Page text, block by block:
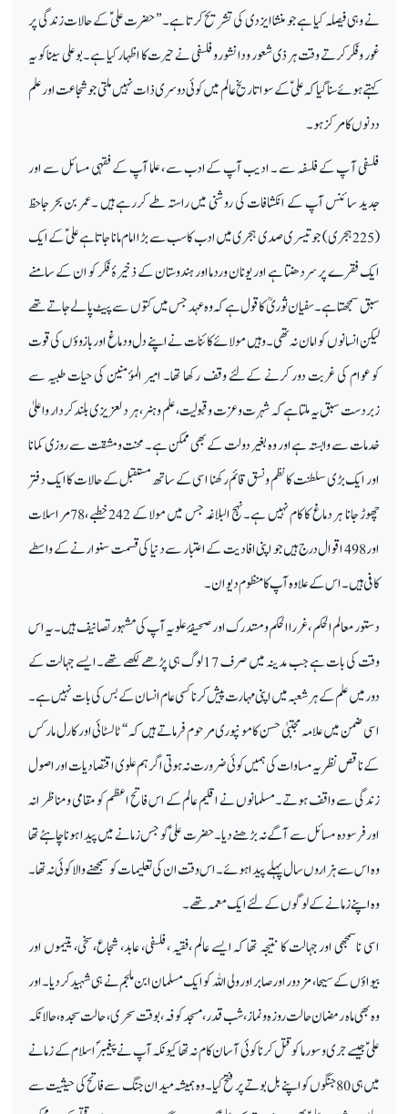
نے وہی فیصلہ کیا ہے جو منشاایزدی کی تشریح کرتا ہے ۔ ’’ حضرت علیؑ کے حالات زندگی پر
غور وفکر کرتے وقت ہر ذی شعور ودانشور وفلسفی نے حیرت کا اظہار کیا ہے۔ بوعلی سینا کو یہ
کہتے ہوئے سنا گیا کہ علیؑ کے سوا تاریخ عالم میں کوئی دوسری ذات نہیں ملتی جو شجاعت اور علم
ددنوں کا مرکز ہو۔
فلسفی آ پ کے فلسفہ سے ۔ ادیب آپ کے ادب سے ، علما آپ کے فقہی مسائل سے اور
جدید سائنس آپ کے انکشافات کی روشنی میں راستہ طے کررہے ہیں ۔عمر بن بحر جاحظ
(225ہجری ) جو تیسری صدی ہجری میں ادب کا سب سے بڑا امام مانا جاتا ہے علیؑ کے ایک
ایک فقرے پر سردھنتا ہے اور یونان وردما اور ہندوستان کے ذخیرۂ فکر کو ان کے سامنے
سبق سمجھتا ہے۔ سفیان ثوریؒ کا قول ہے کہ وہ عہد جس میں کتوں سے پیٹ پالے جاتے تھے
لیکن انسانوں کو امان نہ تھی۔وہیں مولائے کائنات نے اپنے دل ودماغ اور بازوؤں کی قوت
کو عوام کی غربت دور کرنے کےلئے وقف رکھا تھا۔ امیر المؤمنین کی حیات طبیہ سے
زبردست سبق یہ ملتا ہےکہ شہرت وعزت وقبولیت ،علم وہنر ،ہر دلعزیز ی بلند کردار واعلیٰ
خدمات سے وابستہ ہے اور وہ بغیر دولت کےبھی ممکن ہے۔ محنت ومشقت سے روزی کمانا
اور ایک بڑی سلطنت کا نظم ونسق قائم رکھنا اسی کے ساتھ مستقبل کے حالات کا ایک دفتر
چھوڑ جانا ہر دماغ کا کام نہیں ہے۔نہج البلاغہ جس میں مولاکے 242خطبے ،78مراسلات
اور 498 اقوال درج ہیں جو اپنی افادیت کے اعتبار سے دنیا کی قسمت سنوارنے کے واسطے
کافی ہیں ۔ اس کے علاوہ آپ کا منظوم دیوان ۔
دستور معالم الحکم ، غررا الحکم ومستد رک اور صحیفۂ علویہ آپ کی مشہور تصانیف ہیں۔ یہ اس
وقت کی بات ہے جب مدینہ میں صرف 17لوگ ہی پڑھے لکھے تھے۔ایسے جہالت کے
دور میں علم کے ہرشعبہ میں اپنی مہارت پیش کرنا کسی عام انسان کے بس کی بات نہیں ہے۔
اسی ضمن میں علامہ مجتبیٰ حسن کامو نپوری مرحوم فرماتے ہیں کہ ‘‘ ٹالسٹائی اور کارل مارکس
کے ناقص نظریہ مساوات کی ہمیں کوئی ضرورت نہ ہوتی اگر ہم علوی اقتصادیات اور اصول
زندگی سے واقف ہوتے۔مسلمانوں نے اقلیم عالم کے اس فاتح اعظم کو مقامی ومناظر انہ
اور فرسودہ مسائل سے آگے نہ بڑھنے دیا۔ حضرت علیؑ کو جس زمانے میں پیدا ہوناچاہئے تھا
وہ اس سے ہزاروں سال پہلے پیدا ہوئے۔ اس وقت ان کی تعلیمات کو سمجھنے والا کوئی نہ تھا۔
وہ اپنے زمانے کے لوگوں کے لئے ایک معمہ تھے۔
اسی ناسمجھی اور جہالت کا نتیجہ تھا کہ ایسے عالم ،فقیہ ،فلسفی، عابد، شجاع، سخی، یتیموں اور
بیواؤں کے سیحا ، مزدور اور صابر اور ولی اللہ کو ایک مسلمان ابن ملجم نے ہی شہید کردیا۔ اور
وہ بھی ماہ رمضان حالت روزہ ونماز ،شب قدر، مسجد کوفہ ،بوقت سحری، حالت سجدہ ،حالانکہ
علیؑ جیسے جری وسورما کو قتل کرنا کوئی آسان کام نہ تھا کیونکہ آپ نے پیغمبرؐ اسلام کے زمانے
میں ہی 80جنگوں کو اپنے بل بوتے پر فتح کیا۔وہ ہمیشہ میدان جنگ سے فاتح کی حیثیت سے